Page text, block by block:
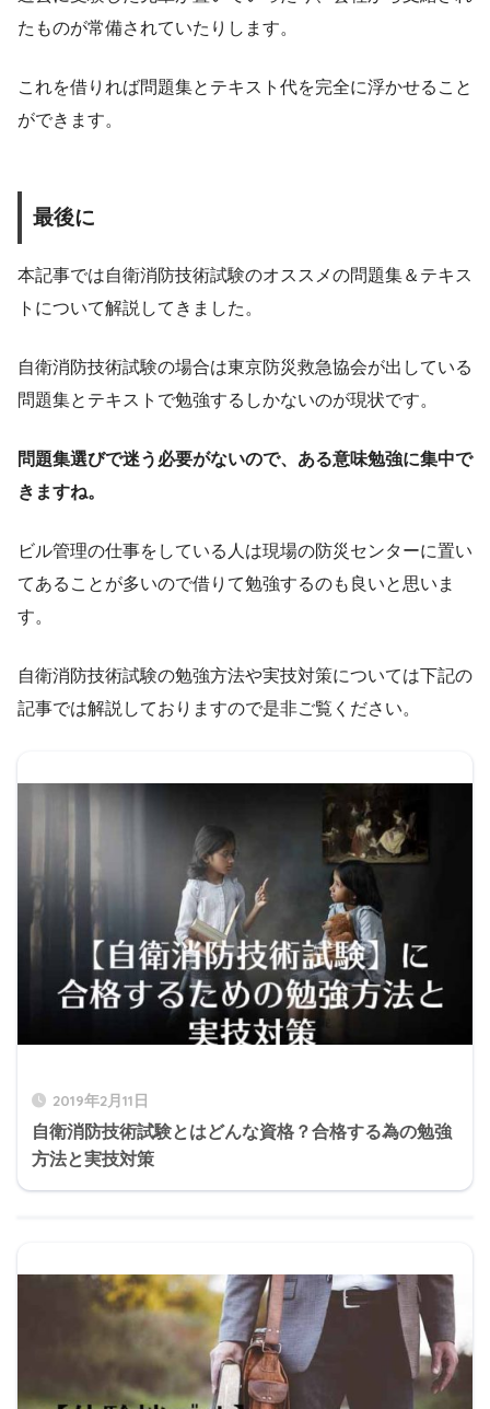
たものが常備されていたりします。
これを借りれば問題集とテキスト代を完全に浮かせること
ができます。
最後に
本記事では自衛消防技術試験のオススメの問題集＆テキス
トについて解説してきました。
自衛消防技術試験の場合は東京防災救急協会が出している
問題集とテキストで勉強するしかないのが現状です。
問題集選びで迷う必要がないので、ある意味勉強に集中で
きますね。
ビル管理の仕事をしている人は現場の防災センターに置い
てあることが多いので借りて勉強するのも良いと思いま
す。
自衛消防技術試験の勉強方法や実技対策については下記の
記事では解説しておりますので是非ご覧ください。
2019年2月11日
自衛消防技術試験とはどんな資格？合格する為の勉強
方法と実技対策